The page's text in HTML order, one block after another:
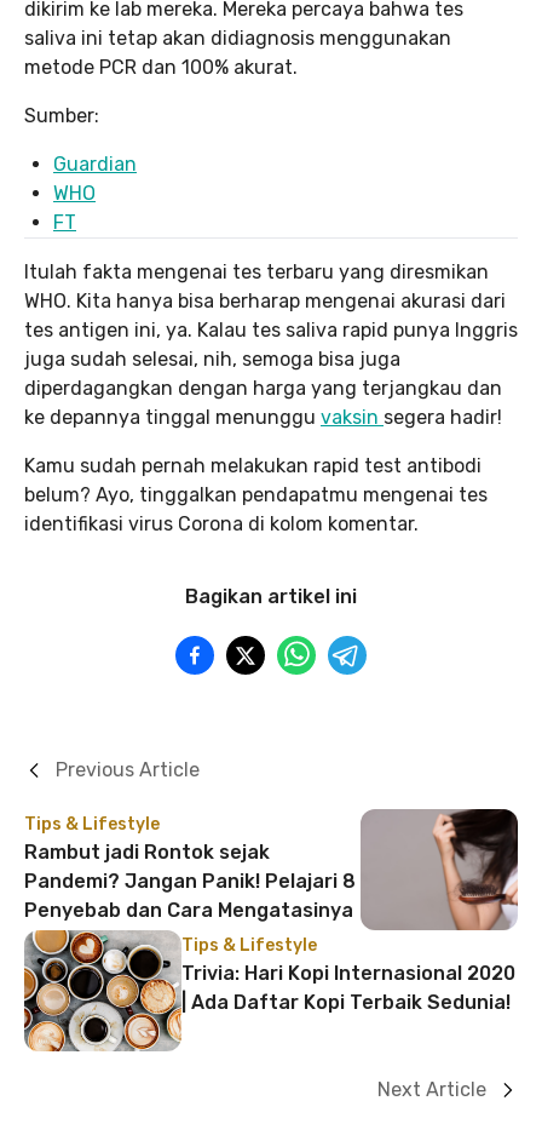
dikirim ke lab mereka. Mereka percaya bahwa tes
saliva ini tetap akan didiagnosis menggunakan
metode PCR dan 100% akurat.
Sumber:
Guardian
WHO
FT
Itulah fakta mengenai tes terbaru yang diresmikan
WHO. Kita hanya bisa berharap mengenai akurasi dari
tes antigen ini, ya. Kalau tes saliva rapid punya Inggris
juga sudah selesai, nih, semoga bisa juga
diperdagangkan dengan harga yang terjangkau dan
ke depannya tinggal menunggu vaksin segera hadir!
Kamu sudah pernah melakukan rapid test antibodi
belum? Ayo, tinggalkan pendapatmu mengenai tes
identifikasi virus Corona di kolom komentar.
Bagikan artikel ini
Tips & Lifestyle
Rambut jadi Rontok sejak
Pandemi? Jangan Panik! Pelajari 8
Penyebab dan Cara Mengatasinya
Previous Article
Tips & Lifestyle
Trivia: Hari Kopi Internasional 2020
| Ada Daftar Kopi Terbaik Sedunia!
Next Article